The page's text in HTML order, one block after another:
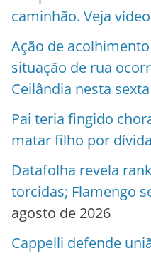
caminhão. Veja vídeo
Ação de
situação de rua
Ceilândia nesta
Pai teria fingido
matar filho por dívida
Datafolha revela
torcidas; Flamengo
agosto de 2026
Cappelli defende